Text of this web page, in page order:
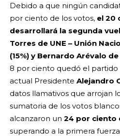
Debido a que ningún
por ciento de los votos, el 20
desarrollará la segunda
Torres de UNE – Unión
(15%) y Bernardo Arévalo de
8 por ciento quedó el partido
actual Presidente Alejandro
datos llamativos que arrojan
sumatoria de los votos
alcanzaron un 24 por ciento
superando a la primera